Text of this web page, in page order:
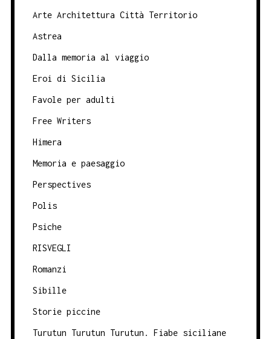
Arte Architettura Città Territorio
Astrea
Dalla memoria al viaggio
Eroi di Sicilia
Favole per adulti
Free Writers
Himera
Memoria e paesaggio
Perspectives
Polis
Psiche
RISVEGLI
Romanzi
Sibille
Storie piccine
Turutun Turutun Turutun. Fiabe siciliane